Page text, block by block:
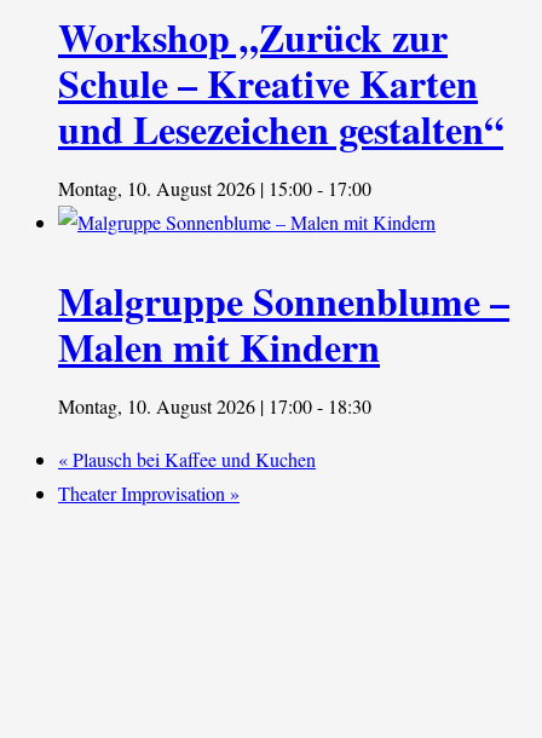
Workshop „Zurück zur
Schule – Kreative Karten
und Lesezeichen gestalten“
Montag, 10. August 2026 | 15:00- 17:00
Malgruppe Sonnenblume –
Malen mit Kindern
Montag, 10. August 2026 | 17:00- 18:30
«Plausch bei Kaffee und Kuchen
Theater Improvisation »